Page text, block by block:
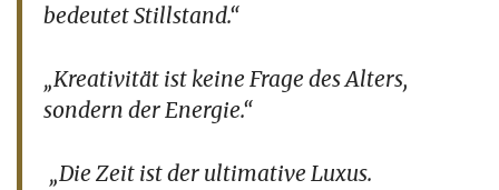
bedeutet Stillstand.“
„Kreativität ist keine Frage des Alters,
sondern der Energie.“
„Die Zeit ist der ultimative Luxus.